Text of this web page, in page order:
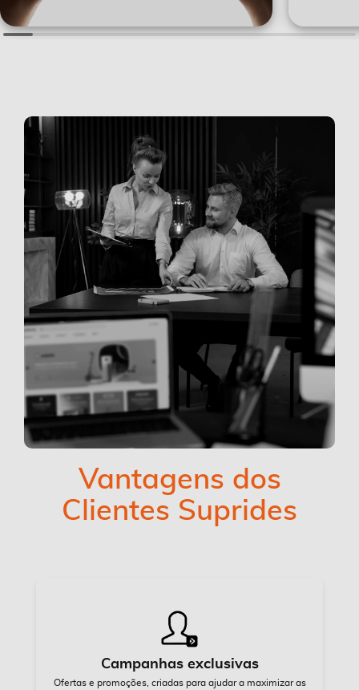
Vantagens dos
Clientes Suprides
Campanhas exclusivas
Ofertas e promoções, criadas para ajudar a maximizar as